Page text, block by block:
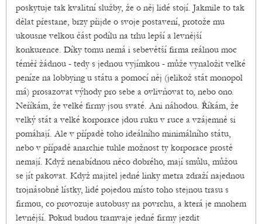
poskytuje tak kvalitní služby, že o něj lidé stojí. Jakmile to tak
dělat přestane, brzy přijde o svoje postavení, protože mu
ukousne velkou část podílu na trhu lepší a levnější
konkurence. Díky tomu nemá i sebevětší firma reálnou moc
téměř žádnou - tedy s jednou vyjímkou - může vynaložit velké
peníze na lobbying u státu a pomocí něj (jelikož stát monopol
má) prosazovat výhody pro sebe a ovlivňovat to, nebo ono.
Neříkám, že velké firmy jsou svaté. Ani náhodou. Říkám, že
velký stát a velké korporace jdou ruku v ruce a vzájemně si
pomáhají. Ale v případě toho ideálního minimálního státu,
nebo v případě anarchie tuhle možnost ty korporace prostě
nemají. Když nenabídnou něco dobrého, mají smůlu, můžou
se jít pakovat. Když majitel jedné linky metra zdraží najednou
trojnásobně lístky, lidé pojedou místo toho stejnou trasu s
firmou, co provozuje autobusy na povrchu, a která je mnohem
levnější. Pokud budou tramvaje jedné firmy jezdit